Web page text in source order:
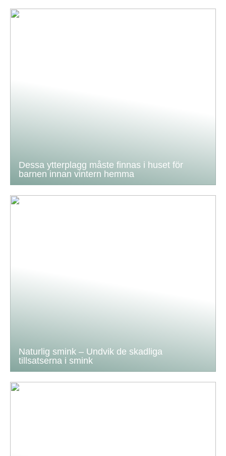
Dessa ytterplagg måste finnas i huset för
barnen innan vintern hemma
Naturlig smink – Undvik de skadliga
tillsatserna i smink